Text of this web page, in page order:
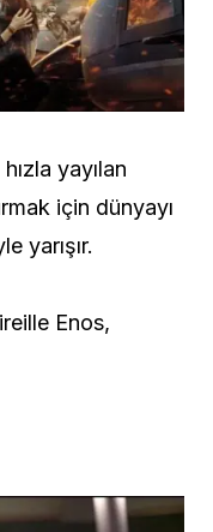
yayılan
için dünyayı
yarışır.
Enos,